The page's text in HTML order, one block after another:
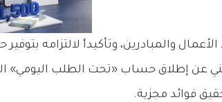
والمبادرين، وتأكيداً لالتزامه
عن إطلاق حساب «تحت الطلب
فوائد مجزية.